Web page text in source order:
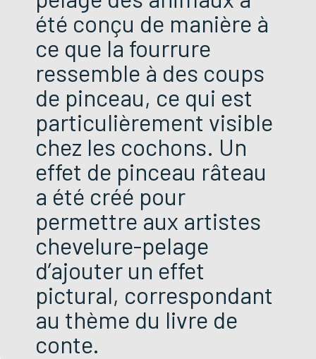
été conçu de manière à
ce que la fourrure
ressemble à des coups
de pinceau, ce qui est
particulièrement visible
chez les cochons. Un
effet de pinceau râteau
a été créé pour
permettre aux artistes
chevelure-pelage
d’ajouter un effet
pictural, correspondant
au thème du livre de
conte.